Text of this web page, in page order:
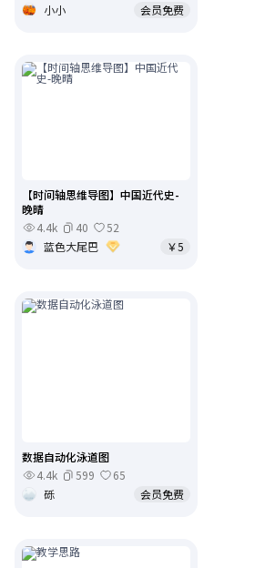
小小
会员免费
【时间轴思维导图】中国近代史-
晚晴
4.4k
40
52
蓝色大尾巴
￥5
数据自动化泳道图
4.4k
599
65
砾
会员免费